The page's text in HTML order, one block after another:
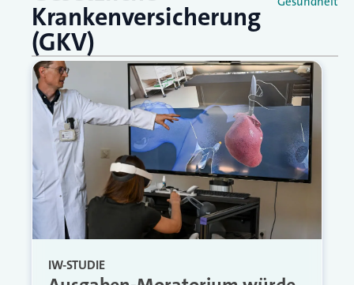
Krankenversicherung
(GKV)
IW-STUDIE